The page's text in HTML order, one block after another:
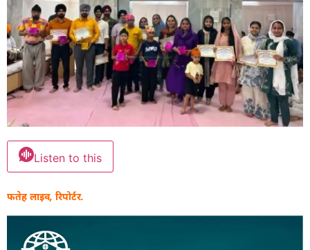
Listen to this
फतेह लाइव, रिपोर्टर.